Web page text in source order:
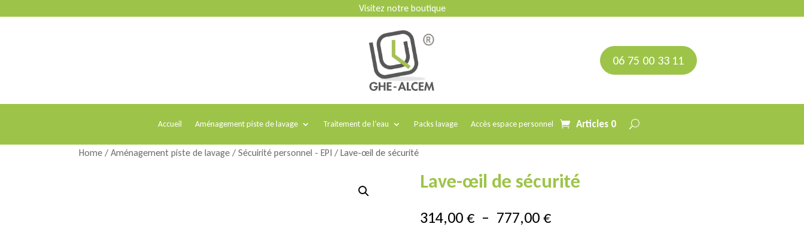
Visitez notre boutique
06 75 00 33 11
Accueil Aménagement piste de lavage Traitement de l’eau Packs lavage Accès espace personnel Articles 0
Home / Aménagement piste de lavage / Sécuirité personnel - EPI / Lave-œil de sécurité
Lave-œil de sécurité
314,00€ – 777,00€Plage